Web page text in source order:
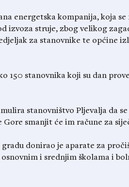
energetska kompanija, koja
izvoza struje, zbog velikog
za stanovnike te općine
150 stanovnika koji su dan
stanovništvo Pljevalja da
smanjit će im račune za
donirao je aparate za
i srednjim školama i